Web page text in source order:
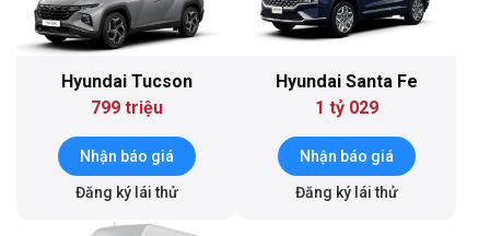
Hyundai Tucson
799 triệu
Nhận báo giá
Đăng ký lái thử
Hyundai Santa Fe
1 tỷ 029
Nhận báo giá
Đăng ký lái thử